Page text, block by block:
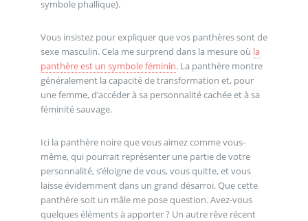
symbole phallique).
Vous insistez pour expliquer que vos panthères sont de
sexe masculin. Cela me surprend dans la mesure où la
panthère est un symbole féminin. La panthère montre
généralement la capacité de transformation et, pour
une femme, d’accéder à sa personnalité cachée et à sa
féminité sauvage.
Ici la panthère noire que vous aimez comme vous-
même, qui pourrait représenter une partie de votre
personnalité, s’éloigne de vous, vous quitte, et vous
laisse évidemment dans un grand désarroi. Que cette
panthère soit un mâle me pose question. Avez-vous
quelques éléments à apporter ? Un autre rêve récent